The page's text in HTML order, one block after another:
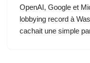
OpenAI, Google et
lobbying record à
cachait une simple